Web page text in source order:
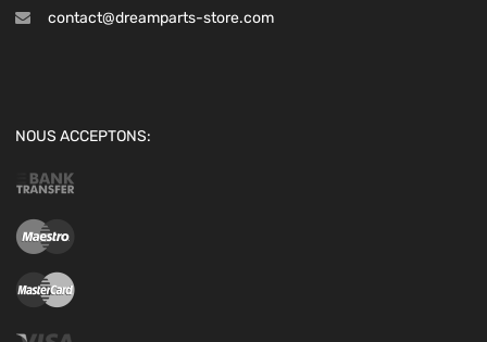
contact@dreamparts-store.com
NOUS ACCEPTONS: